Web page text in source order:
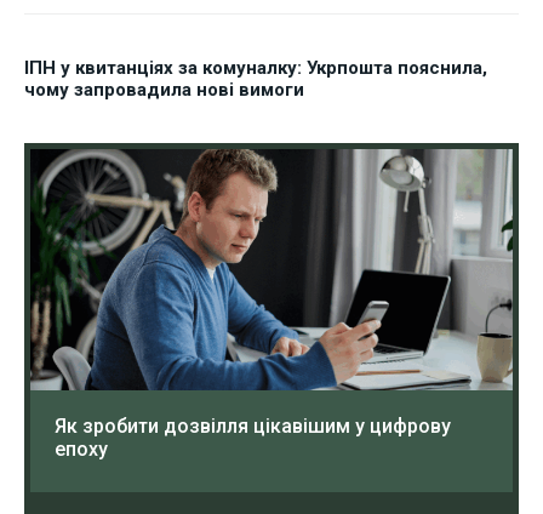
ІПН у квитанціях за комуналку: Укрпошта пояснила,
чому запровадила нові вимоги
Як зробити дозвілля цікавішим у цифрову
епоху